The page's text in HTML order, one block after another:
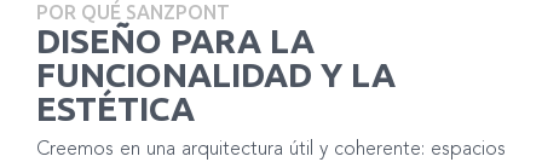
POR QUÉ SANZPONT
DISEÑO PARA LA
FUNCIONALIDAD Y LA
ESTÉTICA
Creemos en una arquitectura útil y coherente: espacios